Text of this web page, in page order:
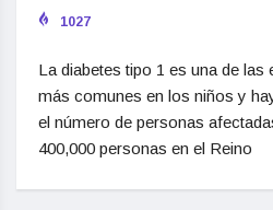
1027
La diabetes tipo 1 es una de
más comunes en los niños y
el número de personas
400,000 personas en el Reino